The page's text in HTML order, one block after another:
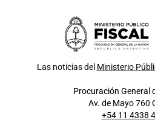
Las noticias del Ministerio
Procuración General
Av. de Mayo 760
+54 11 4338